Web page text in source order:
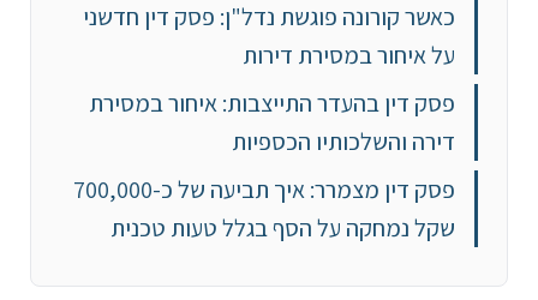
כאשר קורונה פוגשת נדל"ן: פסק דין חדשני
על איחור במסירת דירות
פסק דין בהעדר התייצבות: איחור במסירת
דירה והשלכותיו הכספיות
פסק דין מצמרר: איך תביעה של כ-700,000
שקל נמחקה על הסף בגלל טעות טכנית